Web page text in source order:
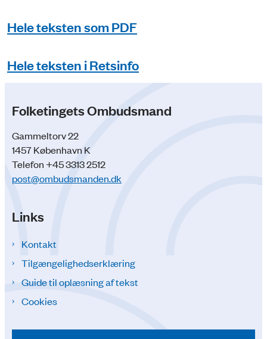
Hele teksten som PDF
Hele teksten i Retsinfo
Folketingets Ombudsmand
Gammeltorv 22
1457 København K
Telefon +45 3313 2512
post@ombudsmanden.dk
Links
Kontakt
Tilgængelighedserklæring
Guide til oplæsning af tekst
Cookies